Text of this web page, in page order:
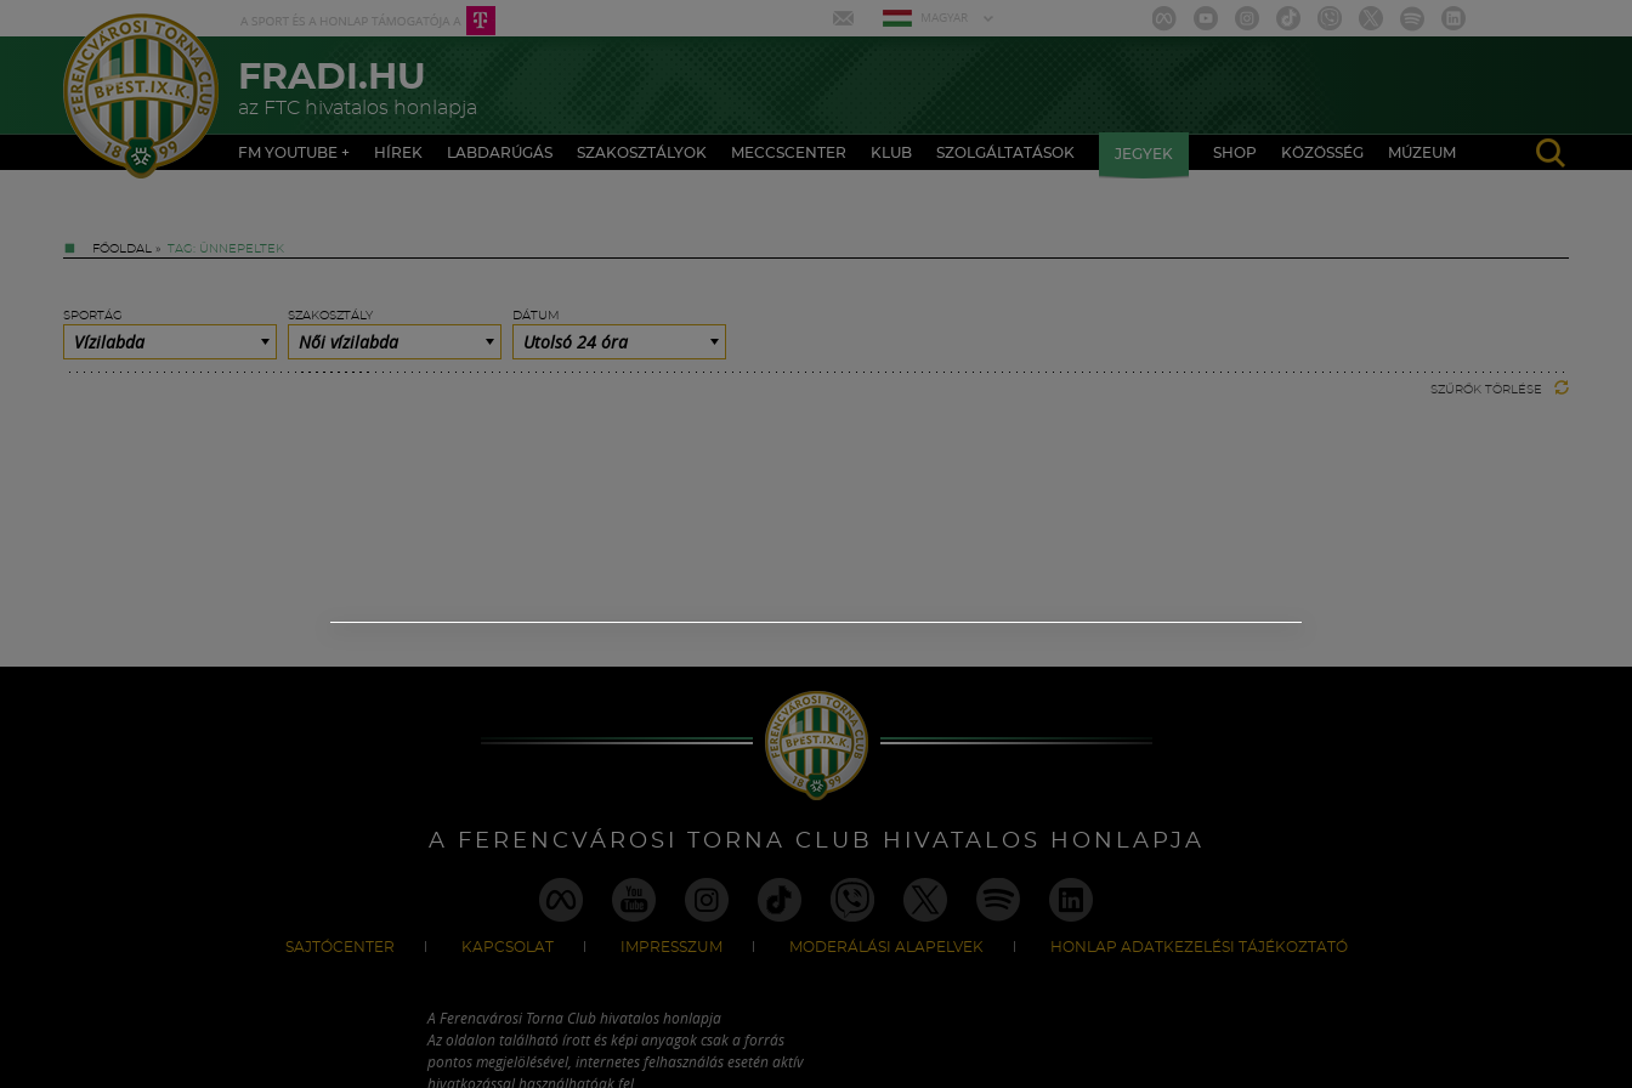
MAGYAR
FRADI.HU
az FTC hivatalos honlapja
FM YOUTUBE + HÍREK LABDARÚGÁS SZAKOSZTÁLYOK MECCSCENTER KLUB SZOLGÁLTATÁSOK JEGYEK SHOP KÖZÖSSÉG MÚZEUM
FŐOLDAL » TAG: ÜNNEPELTEK
SPORTÁG
Vízilabda
SZAKOSZTÁLY
Női vízilabda
DÁTUM
Utolsó 24 óra
SZŰRŐK TÖRLÉSE
A FERENCVÁROSI TORNA CLUB HIVATALOS HONLAPJA
SAJTÓCENTER KAPCSOLAT IMPRESSZUM MODERÁLÁSI ALAPELVEK HONLAP ADATKEZELÉSI TÁJÉKOZTATÓ
A Ferencvárosi Torna Club hivatalos honlapja
Az oldalon található írott és képi anyagok csak a forrás
pontos megjelölésével, internetes felhasználás esetén aktív
hivatkozással használhatóak fel.